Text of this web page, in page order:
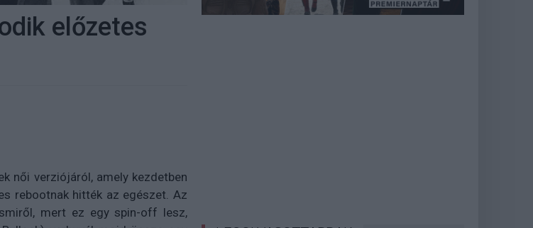
előzetes
női verziójáról, amely kezdetben
rebootnak hitték az egészet. Az
mert ez egy spin-off lesz,